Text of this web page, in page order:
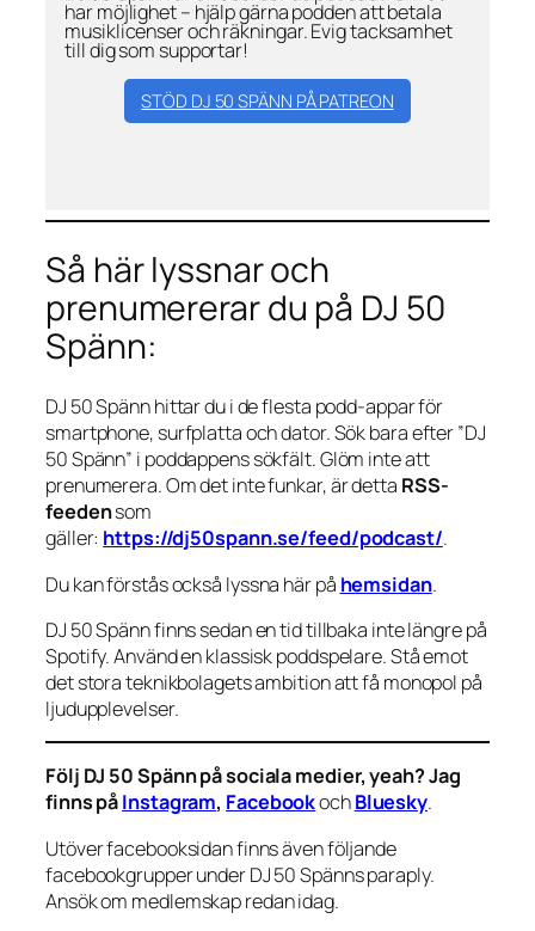
har möjlighet – hjälp gärna podden att betala
musiklicenser och räkningar. Evig tacksamhet
till dig som supportar!
STÖD DJ 50 SPÄNN PÅ PATREON
Så här lyssnar och
prenumererar du på DJ 50
Spänn:
DJ 50 Spänn hittar du i de flesta podd-appar för
smartphone, surfplatta och dator. Sök bara efter ”DJ
50 Spänn” i poddappens sökfält. Glöm inte att
prenumerera. Om det inte funkar, är detta RSS-
feedensom
gäller: https://dj50spann.se/feed/podcast/.
Du kan förstås också lyssna här på hemsidan.
DJ 50 Spänn finns sedan en tid tillbaka inte längre på
Spotify. Använd en klassisk poddspelare. Stå emot
det stora teknikbolagets ambition att få monopol på
ljudupplevelser.
Följ DJ 50 Spänn på sociala medier, yeah? Jag
finns påInstagram, FacebookochBluesky.
Utöver facebooksidan finns även följande
facebookgrupper under DJ 50 Spänns paraply.
Ansök om medlemskap redan idag.